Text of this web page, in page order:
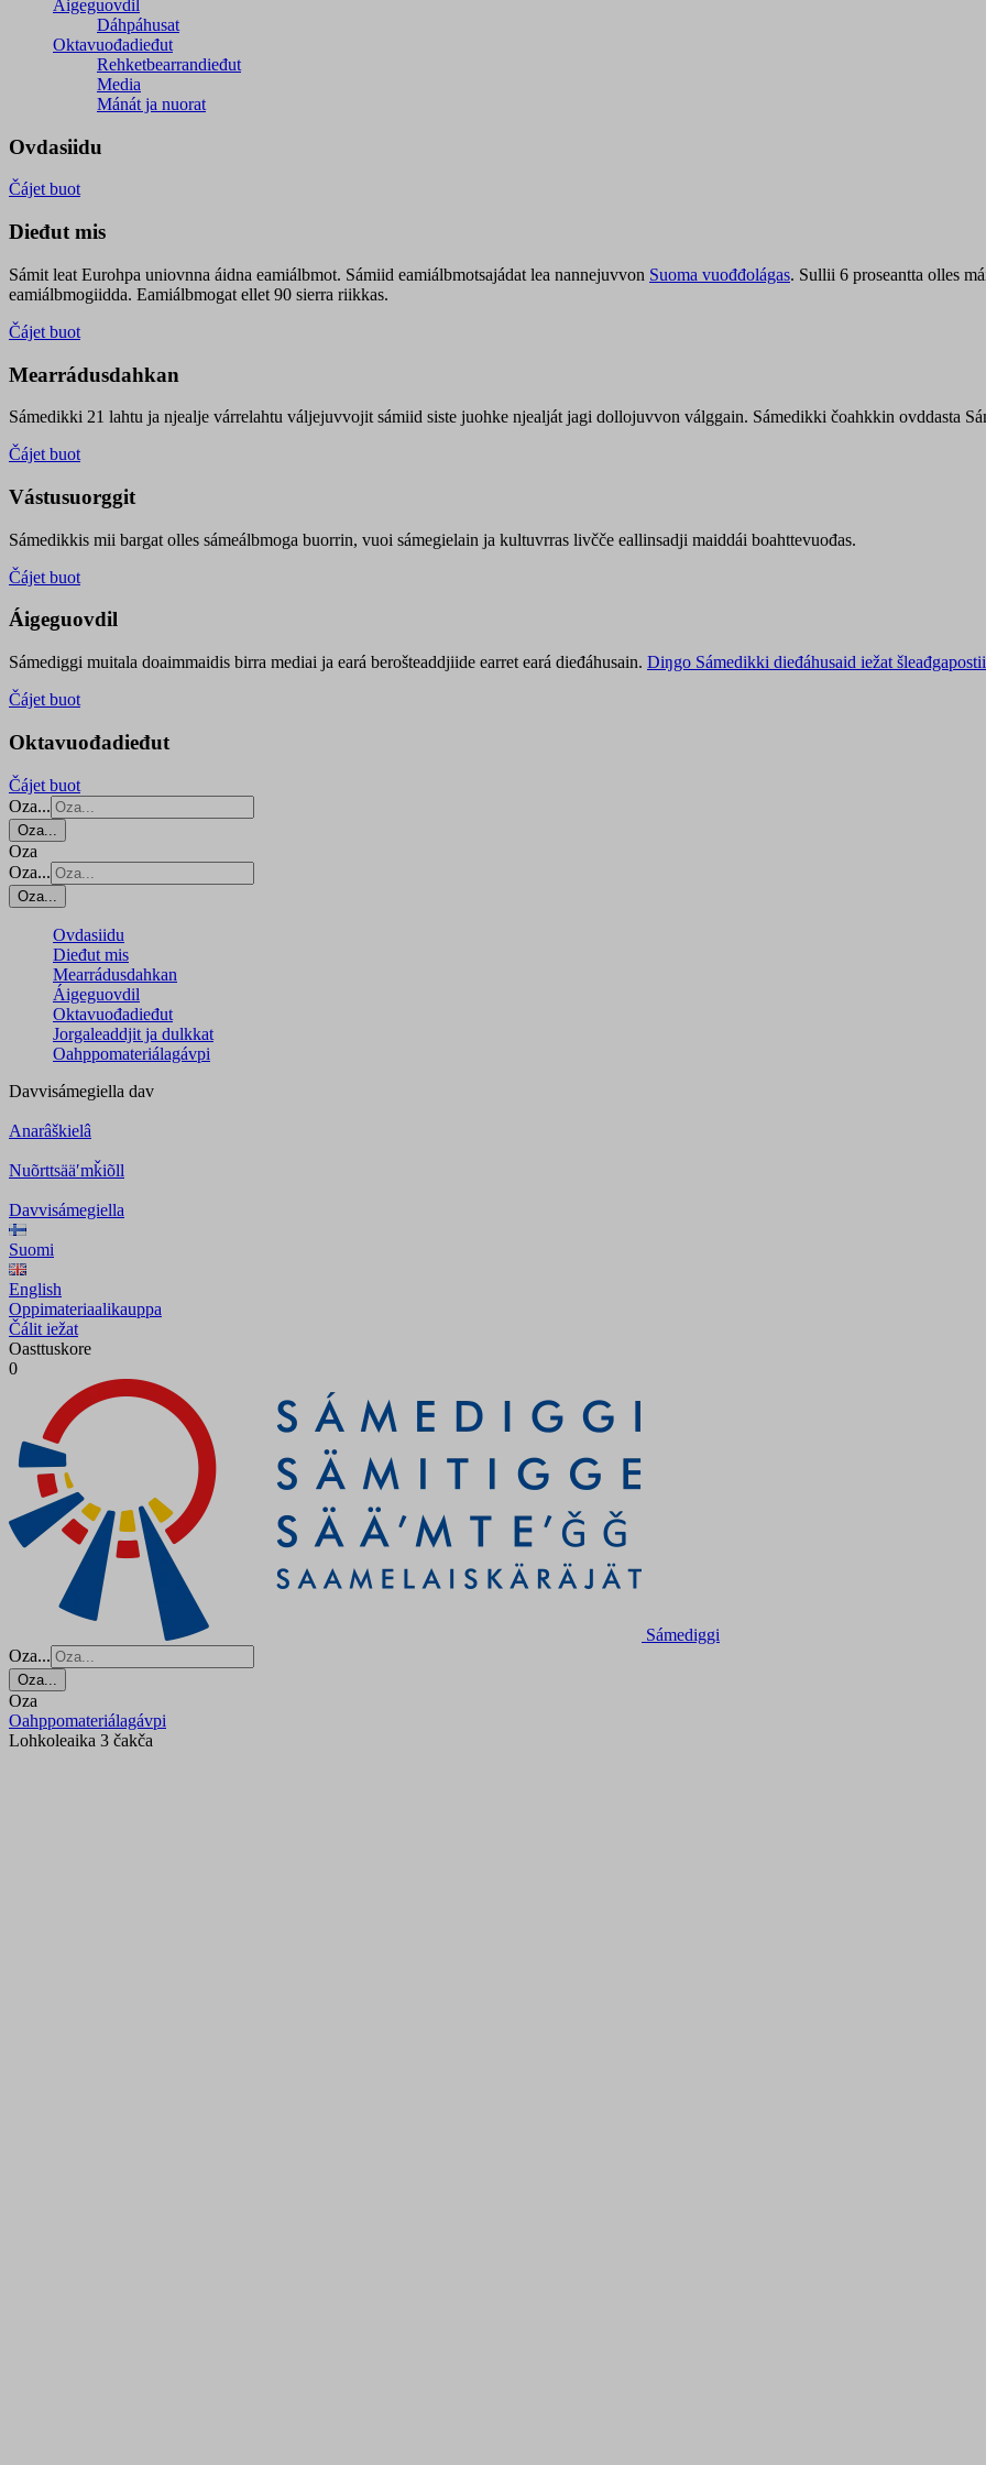
Áigeguovdil
Dáhpáhusat
Oktavuođadieđut
Rehketbearrandieđut
Media
Mánát ja nuorat
Ovdasiidu
Čájet buot
Dieđut mis
Sámit leat Eurohpa uniovnna áidna eamiálbmot. Sámiid eamiálbmotsajádat lea nannejuvvon Suoma vuođđolágas. Sullii 6 proseantta olles
eamiálbmogiidda. Eamiálbmogat ellet 90 sierra riikkas.
Čájet buot
Mearrádusdahkan
Sámedikki 21 lahtu ja njealje várrelahtu váljejuvvojit sámiid siste juohke njealját jagi dollojuvvon válggain. Sámedikki čoahkkin ovddasta
Čájet buot
Vástusuorggit
Sámedikkis mii bargat olles sámeálbmoga buorrin, vuoi sámegielain ja kultuvrras livčče eallinsadji maiddái boahttevuođas.
Čájet buot
Áigeguovdil
Sámediggi muitala doaimmaidis birra mediai ja eará berošteaddjiide earret eará dieđáhusain. Diŋgo Sámedikki dieđáhusaid iežat šleađgapostii
Čájet buot
Oktavuođadieđut
Čájet buot
Oza...
Oza...
Oza
Oza...
Oza...
Ovdasiidu
Dieđut mis
Mearrádusdahkan
Áigeguovdil
Oktavuođadieđut
Jorgaleaddjit ja dulkkat
Oahppomateriálagávpi
Davvisámegiella dav
Anarâškielâ
Nuõrttsääʹmǩiõll
Davvisámegiella
Suomi
English
Oppimateriaalikauppa
Čálit iežat
Oasttuskore
0
Sámediggi
Oza...
Oza...
Oza
Oahppomateriálagávpi
Lohkoleaika 3 čakča